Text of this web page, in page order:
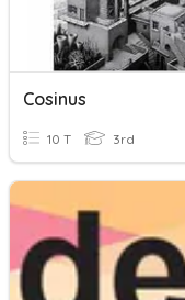
Cosinus
10 T 3rd